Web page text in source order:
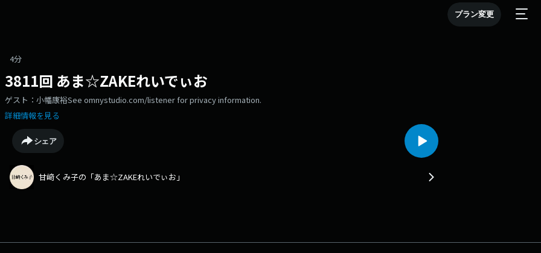
プラン変更
4分
3811回 あま☆ZAKEれいでぃお
ゲスト：小幡康裕See omnystudio.com/listener for privacy information.
詳細情報を見る
シェア
甘﨑くみ子の「あま☆ZAKEれいでぃお」